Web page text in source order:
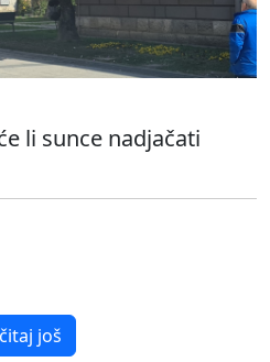
li sunce nadjačati
još